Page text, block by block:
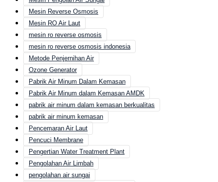
Mesin Reverse Osmosis
Mesin RO Air Laut
mesin ro reverse osmosis
mesin ro reverse osmosis indonesia
Metode Penjernihan Air
Ozone Generator
Pabrik Air Minum Dalam Kemasan
Pabrik Air Minum dalam Kemasan AMDK
pabrik air minum dalam kemasan berkualitas
pabrik air minum kemasan
Pencemaran Air Laut
Pencuci Membrane
Pengertian Water Treatment Plant
Pengolahan Air Limbah
pengolahan air sungai